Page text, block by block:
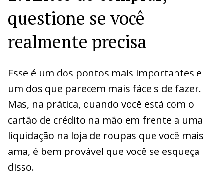
questione se você
realmente precisa
Esse é um dos pontos mais importantes e
um dos que parecem mais fáceis de fazer.
Mas, na prática, quando você está com o
cartão de crédito na mão em frente a uma
liquidação na loja de roupas que você mais
ama, é bem provável que você se esqueça
disso.